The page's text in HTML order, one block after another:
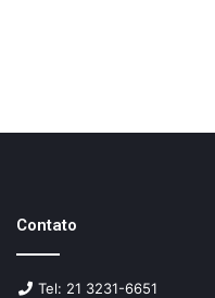
Contato
Tel: 21 3231-6651